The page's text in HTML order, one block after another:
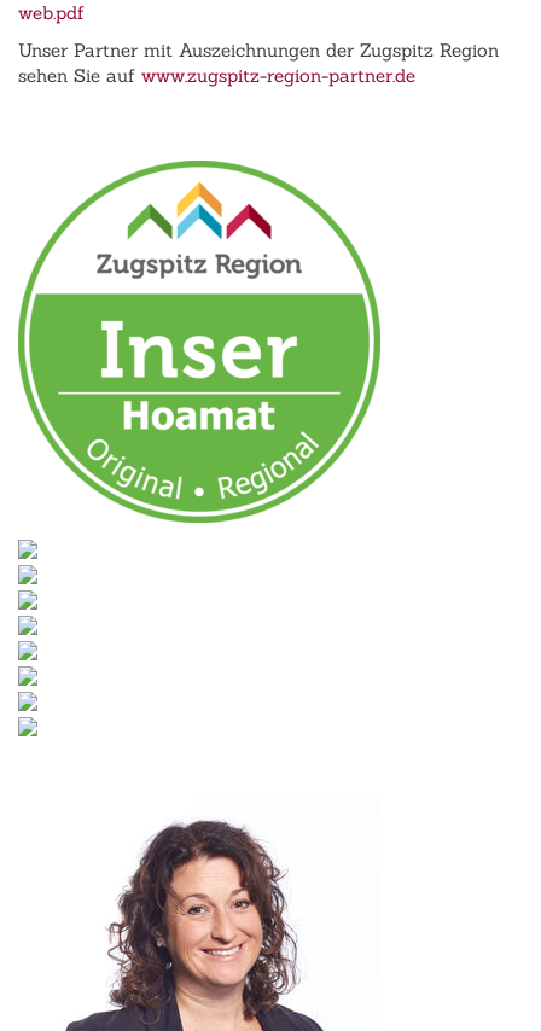
web.pdf
Unser Partner mit Auszeichnungen der Zugspitz Region
sehen Sie auf www.zugspitz-region-partner.de